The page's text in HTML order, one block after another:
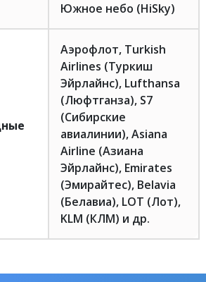
Южное небо (HiSky)
Аэрофлот, Turkish
Airlines (Туркиш
Эйрлайнс), Lufthansa
(Люфтганза), S7
(Сибирские
авиалинии), Asiana
Airline (Азиана
Эйрлайнс), Emirates
(Эмирайтес), Belavia
(Белавиа), LOT (Лот),
KLM (КЛМ) и др.